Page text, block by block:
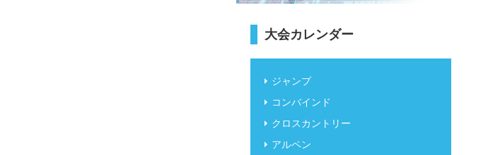
大会カレンダー
ジャンプ
コンバインド
クロスカントリー
アルペン